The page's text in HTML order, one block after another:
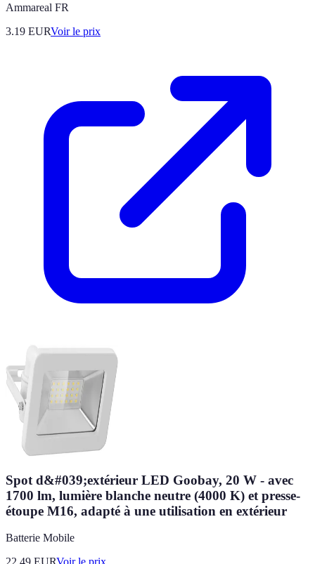
Ammareal FR
3.19 EURVoir le prix
Spot d&#039;extérieur LED Goobay, 20 W - avec
1700 lm, lumière blanche neutre (4000 K) et presse-
étoupe M16, adapté à une utilisation en extérieur
Batterie Mobile